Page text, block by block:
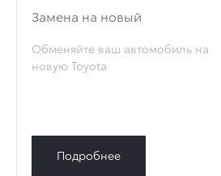
Замена на новый
Обменяйте ваш автомобиль на
новую Toyota
Подробнее